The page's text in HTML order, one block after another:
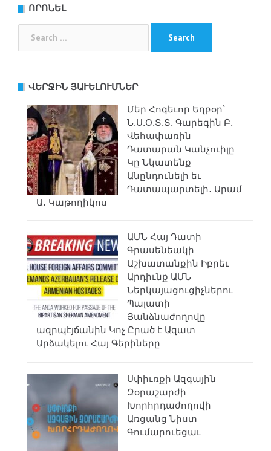
ՈՐՈՆԵԼ
ՎԵՐՋԻՆ ՅԱՒԵԼՈՒՄՆԵՐ
Մեր Հոգեւոր Եղբօր՝
Ն.Ս.Օ.Տ.Տ. Գարեգին Բ.
Վեհափառին
Դատարան Կանչուիլը
Կը Նկատենք
Անընդունելի եւ
Դատապարտելի․ Արամ
Ա․ Կաթողիկոս
ԱՄՆ Հայ Դատի
Գրասենեակի
Աշխատանքին Իբրեւ
Արդիւնք ԱՄՆ
Ներկայացուցիչներու
Պալատի
Յանձնաժողովը
ազրպէյճանին Կոչ Ըրած է Ազատ
Արձակելու Հայ Գերիները
Սփիւռքի Ազգային
Զօրաշարժի
Խորհրդաժողովի
Առցանց Նիստ
Գումարուեցաւ